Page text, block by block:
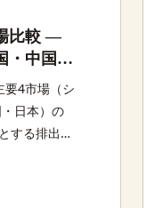
比較 —
・中国・
要4市場（シ
日本）の
する排出量
ス排出量の
める。中国